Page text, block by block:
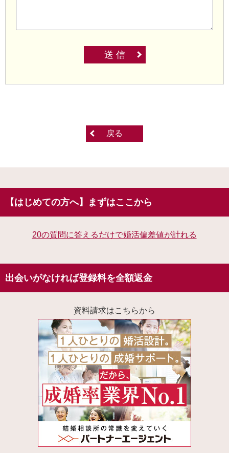
送 信
戻る
【はじめての方へ】まずはここから
20の質問に答えるだけで婚活偏差値が計れる
出会いがなければ登録料を全額返金
資料請求はこちらから